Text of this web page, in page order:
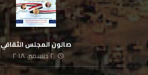
صالون المجلس الثقافي
٢ ديسمبر، ٢٠١٨